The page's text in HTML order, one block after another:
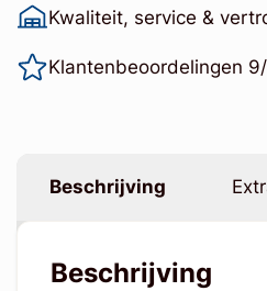
Kwaliteit, service &
Klantenbeoordelingen
Beschrijving
Beschrijving